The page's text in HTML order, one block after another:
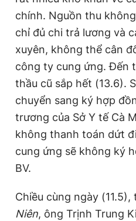
chính. Nguồn thu
chỉ đủ chi trả lương và
xuyên, không thể cân
công ty cung ứng. Đến
thầu cũ sắp hết (13.6).
chuyển sang ký hợp
trương của Sở Y tế Cà
không thanh toán dứt
cung ứng sẽ không ký
BV.
Chiều cùng ngày
Niên, ông Trịnh Trung